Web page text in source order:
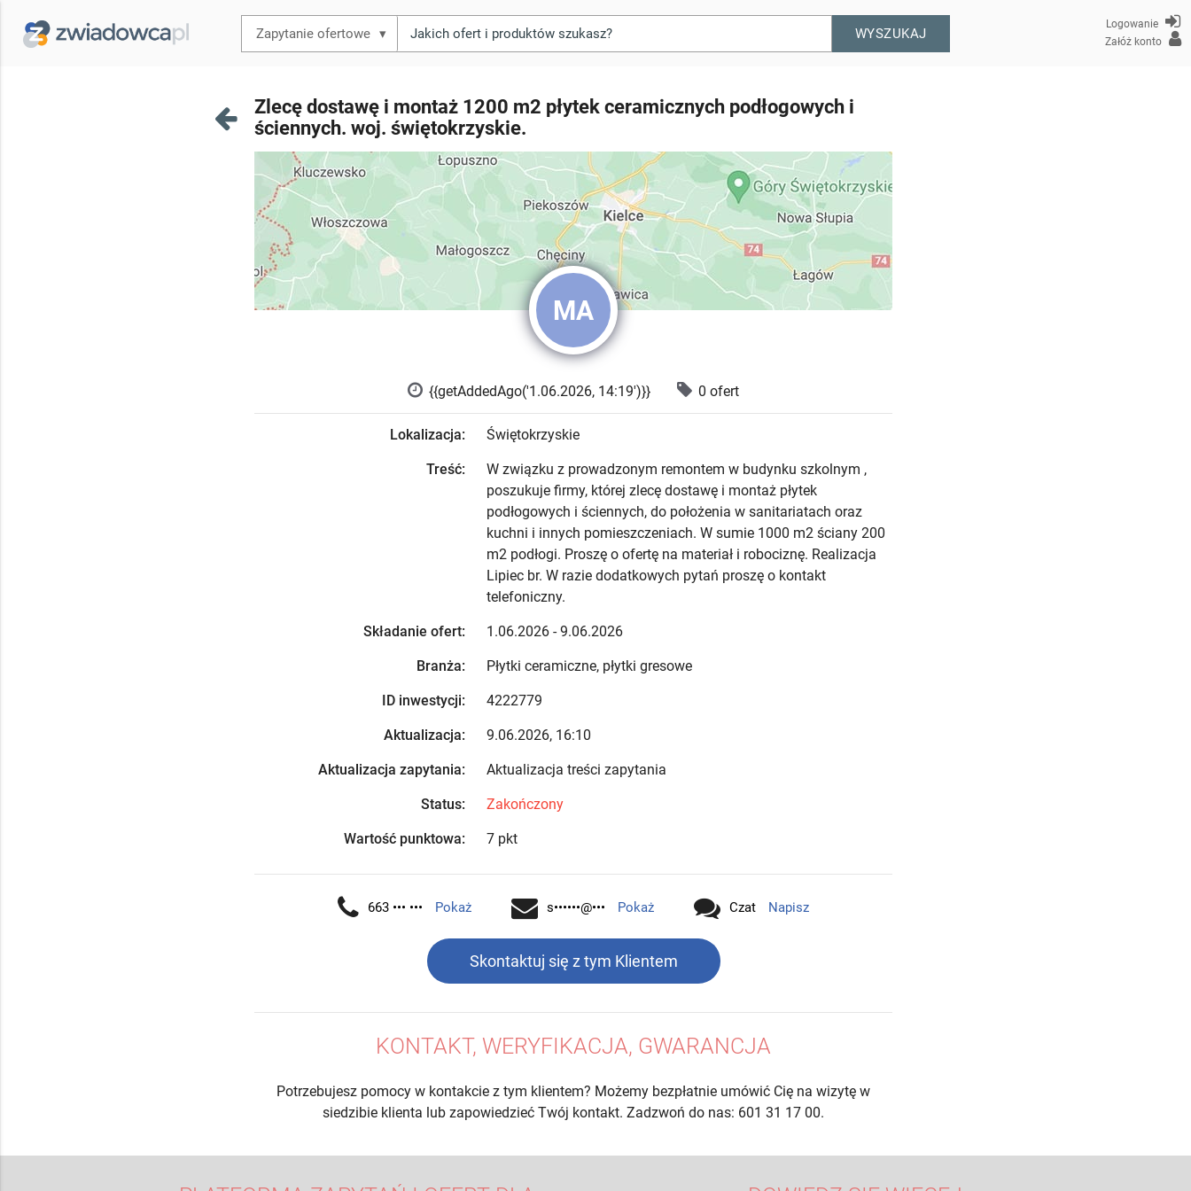
▾ WYSZUKAJ
Logowanie
Załóż konto
Zlecę dostawę i montaż 1200 m2 płytek ceramicznych podłogowych i
ściennych. woj. świętokrzyskie.
MA
{{getAddedAgo('1.06.2026, 14:19')}} 0 ofert
Lokalizacja: Świętokrzyskie
Treść:
W związku z prowadzonym remontem w budynku szkolnym ,
poszukuje firmy, której zlecę dostawę i montaż płytek
podłogowych i ściennych, do położenia w sanitariatach oraz
kuchni i innych pomieszczeniach. W sumie 1000 m2 ściany 200
m2 podłogi. Proszę o ofertę na materiał i robociznę. Realizacja
Lipiec br. W razie dodatkowych pytań proszę o kontakt
telefoniczny.
Składanie ofert: 1.06.2026 - 9.06.2026
Branża: Płytki ceramiczne, płytki gresowe
ID inwestycji: 4222779
Aktualizacja: 9.06.2026, 16:10
Aktualizacja zapytania: Aktualizacja treści zapytania
Status: Zakończony
Wartość punktowa: 7 pkt
663 ••• ••• Pokaż s••••••@••• Pokaż Czat Napisz
Skontaktuj się z tym Klientem
KONTAKT, WERYFIKACJA, GWARANCJA
Potrzebujesz pomocy w kontakcie z tym klientem? Możemy bezpłatnie umówić Cię na wizytę w
siedzibie klienta lub zapowiedzieć Twój kontakt. Zadzwoń do nas: 601 31 17 00.